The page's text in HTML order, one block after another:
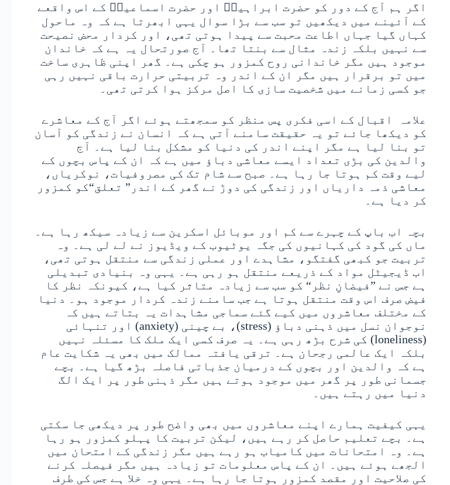
اگر ہم آج کے دور کو حضرت ابراہیمؑ اور حضرت اسماعیلؑ کے اس واقعے
کے آئینے میں دیکھیں تو سب سے بڑا سوال یہی ابھرتا ہے کہ وہ ماحول
کہاں گیا جہاں اطاعت محبت سے پیدا ہوتی تھی، اور کردار محض نصیحت
سے نہیں بلکہ زندہ مثال سے بنتا تھا۔ آج صورتحال یہ ہے کہ خاندان
موجود ہیں مگر خاندانی روح کمزور ہو چکی ہے۔ گھر اپنی ظاہری ساخت
میں تو برقرار ہیں مگر ان کے اندر وہ تربیتی حرارت باقی نہیں رہی
جو کسی زمانے میں شخصیت سازی کا اصل مرکز ہوا کرتی تھی۔
علامہ اقبال کے اسی فکری پس منظر کو سمجھتے ہوئے اگر آج کے معاشرے
کو دیکھا جائے تو یہ حقیقت سامنے آتی ہے کہ انسان نے زندگی کو آسان
تو بنا لیا ہے مگر اپنے اندر کی دنیا کو مشکل بنا لیا ہے۔ آج
والدین کی بڑی تعداد ایسے معاشی دباؤ میں ہے کہ ان کے پاس بچوں کے
لیے وقت کم ہوتا جا رہا ہے۔ صبح سے شام تک کی مصروفیات، نوکریاں،
معاشی ذمہ داریاں اور زندگی کی دوڑ نے گھر کے اندر” تعلق“کو کمزور
کر دیا ہے۔
بچہ اب باپ کے چہرے سے کم اور موبائل اسکرین سے زیادہ سیکھ رہا ہے۔
ماں کی گود کی کہانیوں کی جگہ یوٹیوب کے ویڈیوز نے لے لی ہے۔ وہ
تربیت جو کبھی گفتگو، مشاہدے اور عملی زندگی سے منتقل ہوتی تھی،
اب ڈیجیٹل مواد کے ذریعے منتقل ہو رہی ہے۔ یہی وہ بنیادی تبدیلی
ہے جس نے ”فیضانِ نظر“ کو سب سے زیادہ متاثر کیا ہے، کیونکہ نظر کا
فیض صرف اس وقت منتقل ہوتا ہے جب سامنے زندہ کردار موجود ہو۔ دنیا
کے مختلف معاشروں میں کیے گئے سماجی مشاہدات یہ بتاتے ہیں کہ
نوجوان نسل میں ذہنی دباؤ (stress)، بے چینی (anxiety) اور تنہائی
(loneliness) کی شرح بڑھ رہی ہے۔ یہ صرف کسی ایک ملک کا مسئلہ نہیں
بلکہ ایک عالمی رجحان ہے۔ ترقی یافتہ ممالک میں بھی یہ شکایت عام
ہے کہ والدین اور بچوں کے درمیان جذباتی فاصلہ بڑھ گیا ہے۔ بچے
جسمانی طور پر گھر میں موجود ہوتے ہیں مگر ذہنی طور پر ایک الگ
دنیا میں رہتے ہیں۔
یہی کیفیت ہمارے اپنے معاشروں میں بھی واضح طور پر دیکھی جا سکتی
ہے۔ بچے تعلیم حاصل کر رہے ہیں، لیکن تربیت کا پہلو کمزور ہو رہا
ہے۔ وہ امتحانات میں کامیاب ہو رہے ہیں مگر زندگی کے امتحان میں
الجھے ہوئے ہیں۔ ان کے پاس معلومات تو زیادہ ہیں مگر فیصلہ کرنے
کی صلاحیت اور مقصد کمزور ہوتا جا رہا ہے۔ یہی وہ خلا ہے جس کی طرف